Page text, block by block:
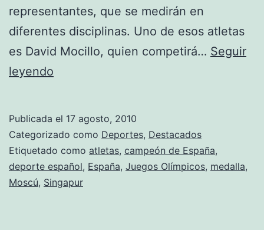
representantes, que se medirán en
diferentes disciplinas. Uno de esos atletas
es David Mocillo, quien competirá… Seguir
leyendo
de
la
Juventud,
una
Publicada el 17 agosto, 2010
Categorizado como Deportes, Destacados
Etiquetado como atletas, campeón de España,
deporte español, España, Juegos Olímpicos, medalla,
Moscú, Singapur